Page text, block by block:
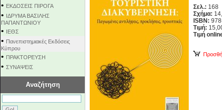
• ΕΚΔΟΣΕΙΣ ΠΙΡΟΓΑ
• ΙΔΡΥΜΑ ΒΑΣΙΛΗΣ
ΠΑΠΑΝΤΩΝΙΟΥ
• ΙΕΘΣ
• Πανεπιστημιακές Εκδόσεις
Κύπρου
• ΠΡΑΚΤΟΡΕΥΣΗ
• ΣΥΝΑΨΕΙΣ
Αναζήτηση
Σελ.: 168
Σχήμα:
ISBN:
Τιμή:
Τιμή